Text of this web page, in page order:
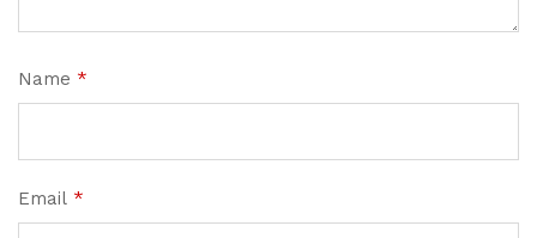
Name *
Email *